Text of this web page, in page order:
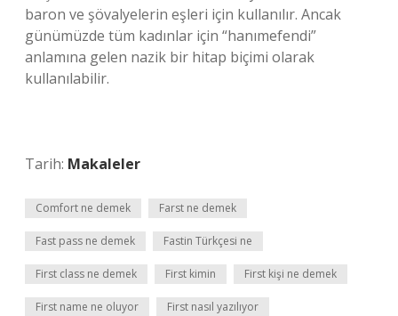
baron ve şövalyelerin eşleri için kullanılır. Ancak
günümüzde tüm kadınlar için “hanımefendi”
anlamına gelen nazik bir hitap biçimi olarak
kullanılabilir.
Tarih: Makaleler
Comfort ne demek Farst ne demek
Fast pass ne demek Fastin Türkçesi ne
First class ne demek First kimin First kişi ne demek
First name ne oluyor First nasıl yazılıyor